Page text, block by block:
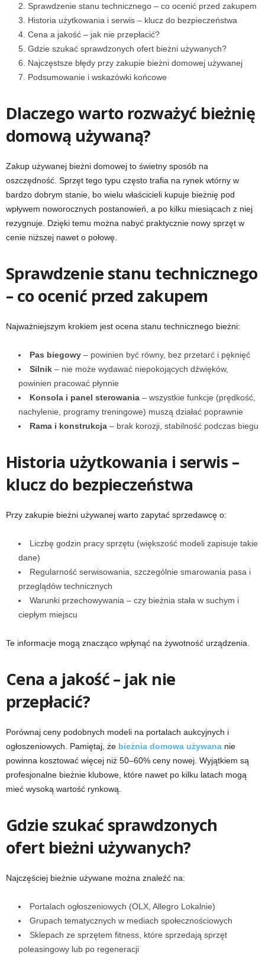
Sprawdzenie stanu technicznego – co ocenić przed zakupem
Historia użytkowania i serwis – klucz do bezpieczeństwa
Cena a jakość – jak nie przepłacić?
Gdzie szukać sprawdzonych ofert bieżni używanych?
Najczęstsze błędy przy zakupie bieżni domowej używanej
Podsumowanie i wskazówki końcowe
Dlaczego warto rozważyć bieżnię
domową używaną?
Zakup używanej bieżni domowej to świetny sposób na
oszczędność. Sprzęt tego typu często trafia na rynek wtórny w
bardzo dobrym stanie, bo wielu właścicieli kupuje bieżnię pod
wpływem noworocznych postanowień, a po kilku miesiącach z niej
rezygnuje. Dzięki temu można nabyć praktycznie nowy sprzęt w
cenie niższej nawet o połowę.
Sprawdzenie stanu technicznego
– co ocenić przed zakupem
Najważniejszym krokiem jest ocena stanu technicznego bieżni:
Pas biegowy – powinien być równy, bez przetarć i pęknięć
Silnik – nie może wydawać niepokojących dźwięków,
powinien pracować płynnie
Konsola i panel sterowania – wszystkie funkcje (prędkość,
nachylenie, programy treningowe) muszą działać poprawnie
Rama i konstrukcja – brak korozji, stabilność podczas biegu
Historia użytkowania i serwis –
klucz do bezpieczeństwa
Przy zakupie bieżni używanej warto zapytać sprzedawcę o:
Liczbę godzin pracy sprzętu (większość modeli zapisuje takie
dane)
Regularność serwisowania, szczególnie smarowania pasa i
przeglądów technicznych
Warunki przechowywania – czy bieżnia stała w suchym i
ciepłym miejscu
Te informacje mogą znacząco wpłynąć na żywotność urządzenia.
Cena a jakość – jak nie
przepłacić?
Porównaj ceny podobnych modeli na portalach aukcyjnych i
ogłoszeniowych. Pamiętaj, że bieżnia domowa używana nie
powinna kosztować więcej niż 50–60% ceny nowej. Wyjątkiem są
profesjonalne bieżnie klubowe, które nawet po kilku latach mogą
mieć wysoką wartość rynkową.
Gdzie szukać sprawdzonych
ofert bieżni używanych?
Najczęściej bieżnie używane można znaleźć na:
Portalach ogłoszeniowych (OLX, Allegro Lokalnie)
Grupach tematycznych w mediach społecznościowych
Sklepach ze sprzętem fitness, które sprzedają sprzęt
poleasingowy lub po regeneracji